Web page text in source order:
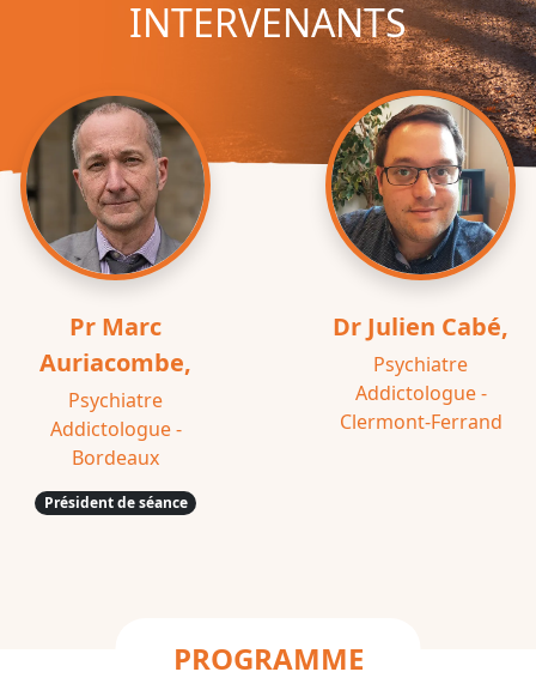
INTERVENANTS
Pr Marc
Auriacombe,
Psychiatre
Addictologue -
Bordeaux
Président de séance
Dr Julien Cabé,
Psychiatre
Addictologue -
Clermont-Ferrand
PROGRAMME